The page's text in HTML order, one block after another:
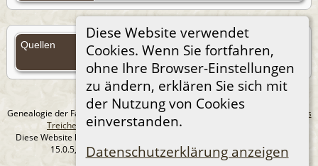
Diese Website verwendet
Cookies. Wenn Sie fortfahren,
ohne Ihre Browser-Einstellungen
zu ändern, erklären Sie sich mit
der Nutzung von Cookies
einverstanden.
Datenschutzerklärung anzeigen
Quellen
Quellen (Anmelden)
Genealogie der Familie Treichel aus Berlin. - erstellt und betreut von
Andreas
Treichel
Copyright © 2014-2026 Alle Rechte vorbehalten.
Diese Website läuft mit
15.0.5, programmiert von Darrin Lythgoe © 2001-2026.
Datenschutzerklärung